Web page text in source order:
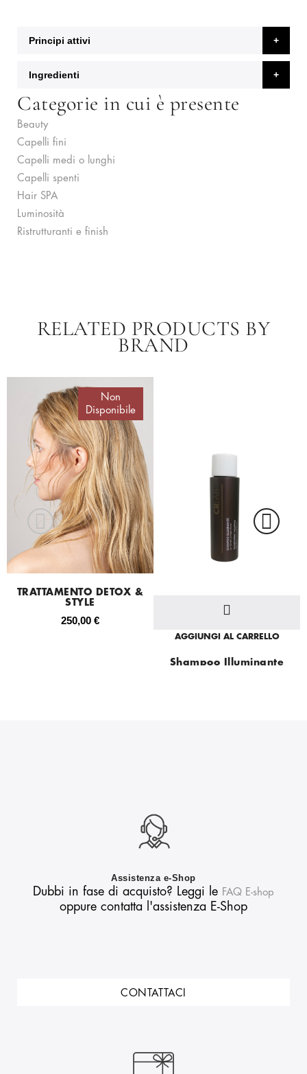
Principi attivi
Ingredienti
Categorie in cui è presente
Beauty
Capelli fini
Capelli medi o lunghi
Capelli spenti
Hair SPA
Luminosità
Ristrutturanti e finish
RELATED PRODUCTS BY
BRAND
Non
Disponibile
TRATTAMENTO DETOX &
STYLE
250,00 €
AGGIUNGI AL CARRELLO
Shampoo Illuminante
Assistenza e-Shop
Dubbi in fase di acquisto? Leggi le FAQ E-shop
oppure contatta l'assistenza E-Shop
CONTATTACI